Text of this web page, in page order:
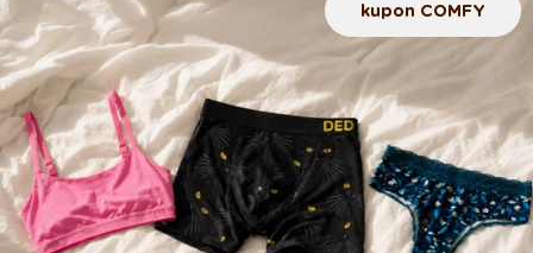
kupon COMFY